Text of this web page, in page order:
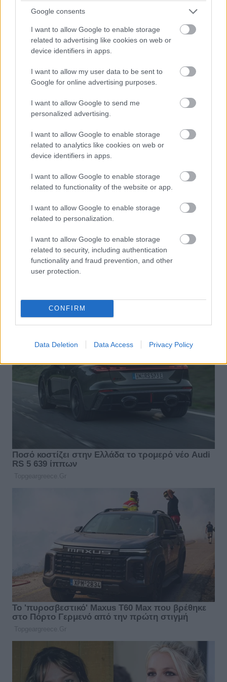
Google consents
I want to allow Google to enable storage
related to advertising like cookies on web or
device identifiers in apps.
I want to allow my user data to be sent to
Google for online advertising purposes.
I want to allow Google to send me
personalized advertising.
I want to allow Google to enable storage
related to analytics like cookies on web or
device identifiers in apps.
I want to allow Google to enable storage
related to functionality of the website or app.
I want to allow Google to enable storage
related to personalization.
I want to allow Google to enable storage
related to security, including authentication
functionality and fraud prevention, and other
user protection.
CONFIRM
Data Deletion Data Access Privacy Policy